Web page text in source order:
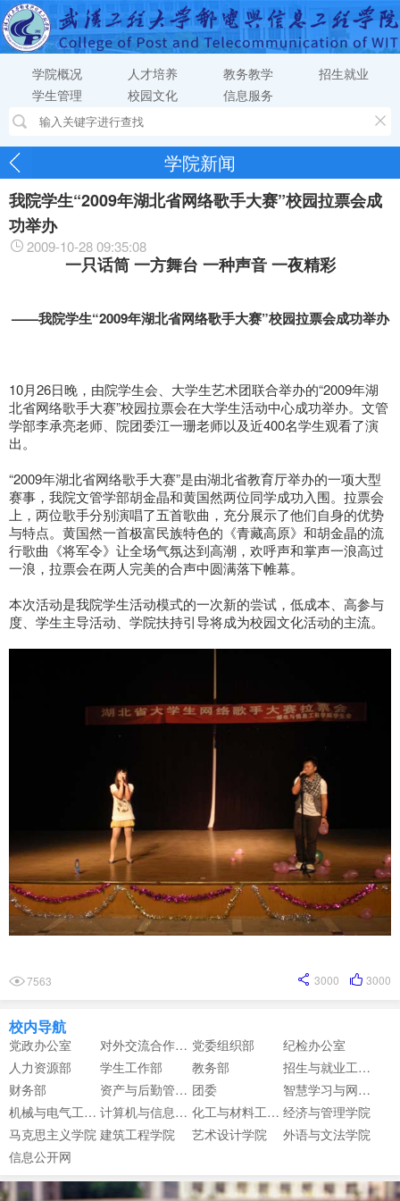
学院概况 人才培养 教务教学
招生就业
学生管理
校园文化 信息服务
学院新闻
我院学生“2009年湖北省网络歌手大赛”校园拉票会成
功举办
2009-10-28 09:35:08
一只话筒 一方舞台 一种声音 一夜精彩
——我院学生“2009年湖北省网络歌手大赛”校园拉票会成功举办
10月26日晚，由院学生会、大学生艺术团联合举办的“2009年湖
北省网络歌手大赛”校园拉票会在大学生活动中心成功举办。文管
学部李承亮老师、院团委江一珊老师以及近400名学生观看了演
出。
“2009年湖北省网络歌手大赛”是由湖北省教育厅举办的一项大型
赛事，我院文管学部胡金晶和黄国然两位同学成功入围。拉票会
上，两位歌手分别演唱了五首歌曲，充分展示了他们自身的优势
与特点。黄国然一首极富民族特色的《青藏高原》和胡金晶的流
行歌曲《将军令》让全场气氛达到高潮，欢呼声和掌声一浪高过
一浪，拉票会在两人完美的合声中圆满落下帷幕。
本次活动是我院学生活动模式的一次新的尝试，低成本、高参与
度、学生主导活动、学院扶持引导将成为校园文化活动的主流。
7563 3000
3000
校内导航
党政办公室 对外交流合作中心 党委组织部
纪检办公室
人力资源部
学生工作部 教务部
招生与就业工作部
财务部
资产与后勤管理部 团委
智慧学习与网络信息中心
机械与电气工程学院
计算机与信息工程学院 化工与材料工程学院 经济与管理学院
马克思主义学院 建筑工程学院 艺术设计学院
外语与文法学院
信息公开网